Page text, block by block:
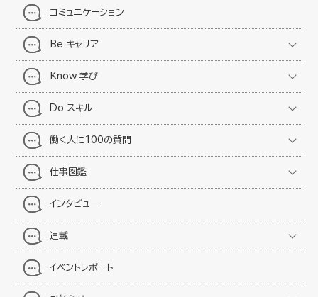
コミュニケーション
Be キャリア
Know 学び
Do スキル
働く人に100の質問
仕事図鑑
インタビュー
連載
イベントレポート